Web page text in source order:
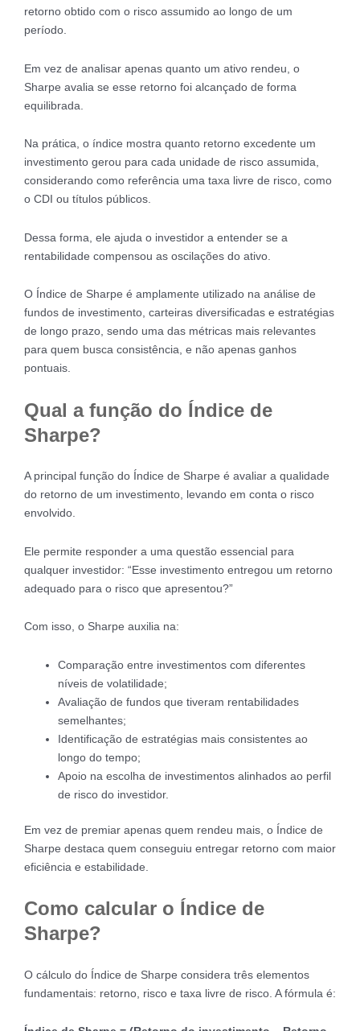
retorno obtido com o risco assumido ao longo de um
período.
Em vez de analisar apenas quanto um ativo rendeu, o
Sharpe avalia se esse retorno foi alcançado de forma
equilibrada.
Na prática, o índice mostra quanto retorno excedente um
investimento gerou para cada unidade de risco assumida,
considerando como referência uma taxa livre de risco, como
o CDI ou títulos públicos.
Dessa forma, ele ajuda o investidor a entender se a
rentabilidade compensou as oscilações do ativo.
O Índice de Sharpe é amplamente utilizado na análise de
fundos de investimento, carteiras diversificadas e estratégias
de longo prazo, sendo uma das métricas mais relevantes
para quem busca consistência, e não apenas ganhos
pontuais.
Qual a função do Índice de
Sharpe?
A principal função do Índice de Sharpe é avaliar a qualidade
do retorno de um investimento, levando em conta o risco
envolvido.
Ele permite responder a uma questão essencial para
qualquer investidor: “Esse investimento entregou um retorno
adequado para o risco que apresentou?”
Com isso, o Sharpe auxilia na:
Comparação entre investimentos com diferentes
níveis de volatilidade;
Avaliação de fundos que tiveram rentabilidades
semelhantes;
Identificação de estratégias mais consistentes ao
longo do tempo;
Apoio na escolha de investimentos alinhados ao perfil
de risco do investidor.
Em vez de premiar apenas quem rendeu mais, o Índice de
Sharpe destaca quem conseguiu entregar retorno com maior
eficiência e estabilidade.
Como calcular o Índice de
Sharpe?
O cálculo do Índice de Sharpe considera três elementos
fundamentais: retorno, risco e taxa livre de risco. A fórmula é: